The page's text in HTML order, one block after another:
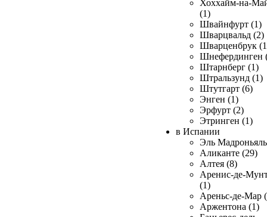
Хоххайм-на-
(1)
Швайнфурт (1)
Шварцвальд (2)
Шварценбрук
Шнефердинген
Штарнберг (1)
Штральзунд (1)
Штутгарт (6)
Энген (1)
Эрфурт (2)
Этринген (1)
в Испании
Эль
Аликанте (29)
Алтея (8)
Аренис-де-
(1)
Ареньс-де-Мар
Аржентона (1)